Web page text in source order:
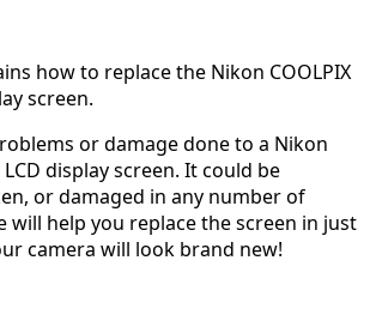
how to replace the Nikon COOLPIX
screen.
or damage done to a Nikon
LCD display screen. It could be
or damaged in any number of
will help you replace the screen in just
camera will look brand new!